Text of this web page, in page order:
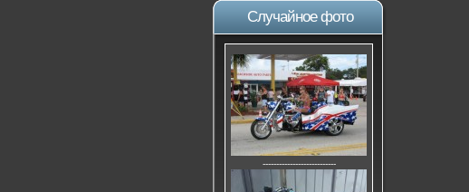
Случайное фото
---------------------------